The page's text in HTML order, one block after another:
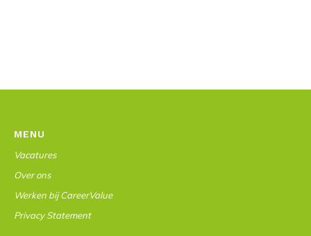
MENU
Vacatures
Over ons
Werken bij CareerValue
Privacy Statement